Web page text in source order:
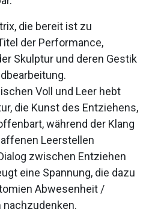
die bereit ist zu
der Performance,
Skulptur und deren Gestik
Voll und Leer hebt
die Kunst des Entziehens,
während der Klang
Leerstellen
zwischen Entziehen
eine Spannung, die dazu
Abwesenheit /
nachzudenken.